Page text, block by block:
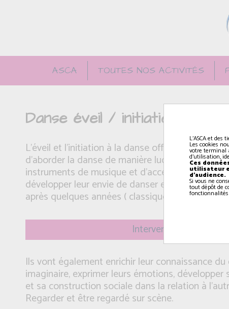
ASCA TOUTES NOS ACTIVITÉS
Danse éveil / initiation
L'éveil et l'initiation à la danse offrent
d’aborder la danse de manière ludique.
instruments de musique et d'accessoires
développer leur envie de danser et pourront
après quelques années ( classique, jazz,
Intervenant(e): Arnaud
Ils vont également enrichir leur connaissance
imaginaire, exprimer leurs émotions,
et sa construction sociale dans la relation à
Regarder et être regardé sur scène.
L'ASCA et des
Les cookies
votre terminal
d'utilisation,
Ces
utilisateur
d'audience.
Si vous ne
tout dépôt de